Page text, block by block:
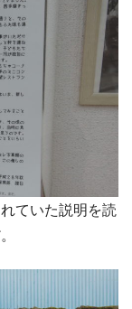
ていた説明を読